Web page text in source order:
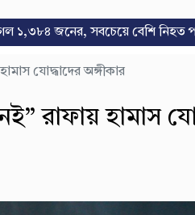
সবচেয়ে বেশি নিহত পথচারী
যোদ্ধাদের অঙ্গীকার
রাফায় হামাস